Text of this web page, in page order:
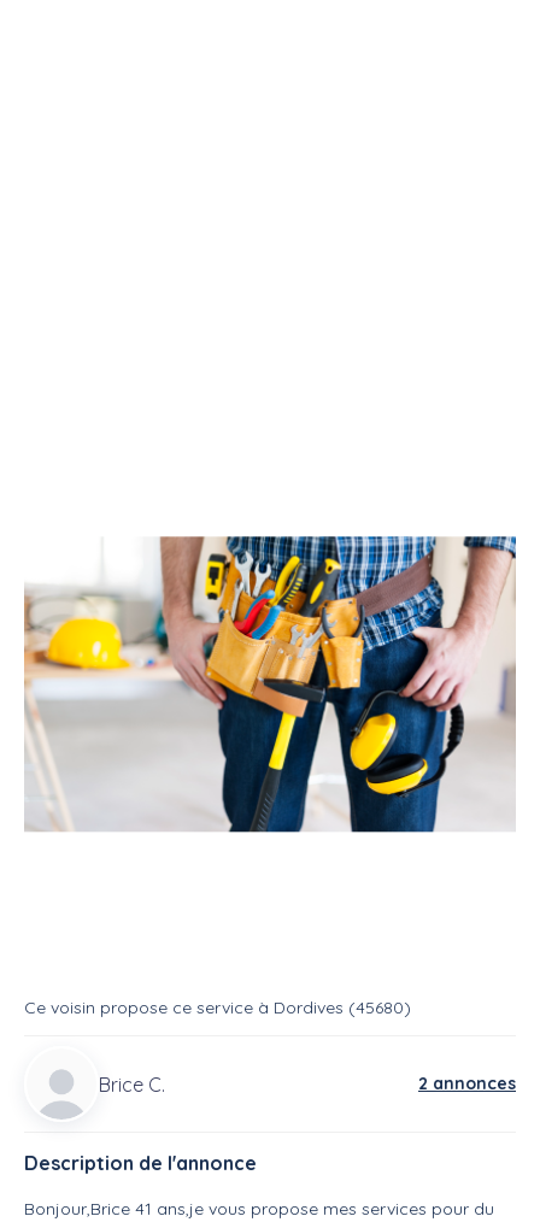
Service Bricoleur Multi services
Service : Petits bricolages
Service Multi services
Ce voisin propose ce service à Dordives (45680)
Brice C. 2 annonces
Description de l'annonce
Bonjour,Brice 41 ans,je vous propose mes services pour du